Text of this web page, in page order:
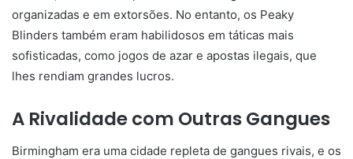
organizadas e em extorsões. No entanto, os Peaky
Blinders também eram habilidosos em táticas mais
sofisticadas, como jogos de azar e apostas ilegais, que
lhes rendiam grandes lucros.
A Rivalidade com Outras Gangues
Birmingham era uma cidade repleta de gangues rivais, e os